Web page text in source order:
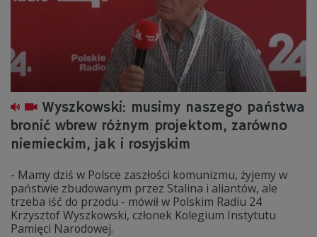
Wyszkowski: musimy naszego państwa
bronić wbrew różnym projektom, zarówno
niemieckim, jak i rosyjskim
- Mamy dziś w Polsce zaszłości komunizmu, żyjemy w
państwie zbudowanym przez Stalina i aliantów, ale
trzeba iść do przodu - mówił w Polskim Radiu 24
Krzysztof Wyszkowski, członek Kolegium Instytutu
Pamięci Narodowej.